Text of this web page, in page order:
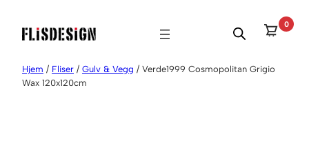
innhold
0
Hjem / Fliser / Gulv & Vegg / Verde1999 Cosmopolitan Grigio
Wax 120x120cm